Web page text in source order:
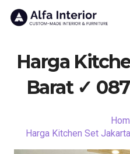
Harga
Barat ✓
Harga Kitchen Set